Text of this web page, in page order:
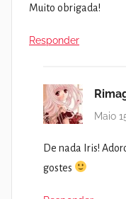
Muito obrigada!
Responder
Maio
De nada Iris!
gostes